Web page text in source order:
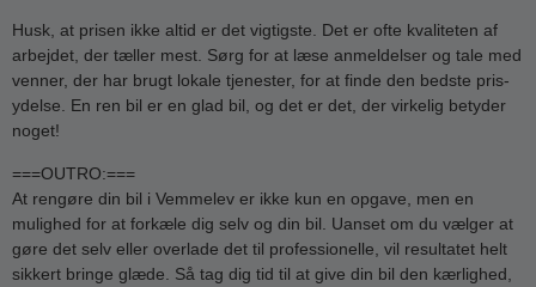
Husk, at prisen ikke altid er det vigtigste. Det er ofte kvaliteten af
arbejdet, der tæller mest. Sørg for at læse anmeldelser og tale med
venner, der har brugt lokale tjenester, for at finde den bedste pris-
ydelse. En ren bil er en glad bil, og det er det, der virkelig betyder
noget!
===OUTRO:===
At rengøre din bil i Vemmelev er ikke kun en opgave, men en
mulighed for at forkæle dig selv og din bil. Uanset om du vælger at
gøre det selv eller overlade det til professionelle, vil resultatet helt
sikkert bringe glæde. Så tag dig tid til at give din bil den kærlighed,